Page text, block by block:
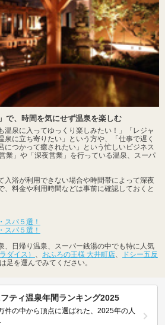
で、時間を気にせず温泉を楽しむ
温泉に入ってゆっくり楽しみたい！」「レジャ
泉に立ち寄りたい」という方や、「仕事で遅く
につかって癒されたい」という忙しいビジネス
業」や「深夜営業」を行っている温泉、スーパ
入浴が利用できない場合や時間帯によって深夜
、料金や利用時間などは事前に確認しておくと
スパ５選！
スパ５選！
、日帰り温泉、スーパー銭湯の中でも特に人気
ダイス） 、 おふろの王様 大井町店、
ドシー五反
足を運んでみてください。
ティ温泉年間ランキング2025
件の中から頂点に選ばれた、2025年の人